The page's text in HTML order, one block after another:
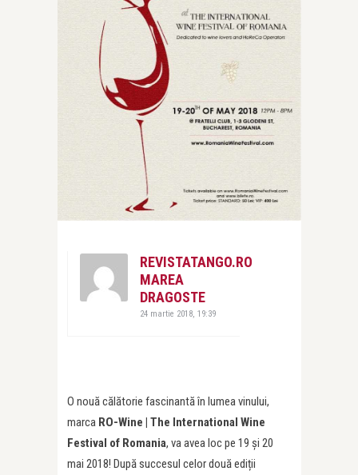
REVISTATANGO.RO
MAREA
DRAGOSTE
24 martie 2018, 19:39
O nouă călătorie fascinantă în lumea vinului,
marca RO-Wine | The International Wine
Festival of Romania, va avea loc pe 19 și 20
mai 2018! După succesul celor două ediții